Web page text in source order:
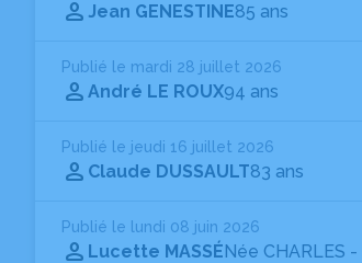
Jean GENESTINE85 ans
Publié le mardi 28 juillet 2026
André LE ROUX94 ans
Publié le jeudi 16 juillet 2026
Claude DUSSAULT83 ans
Publié le lundi 08 juin 2026
Lucette MASSÉNée CHARLES -